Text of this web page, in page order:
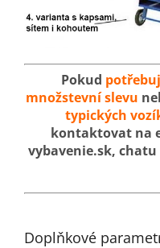
Pokud
množstevní slevu
typických
kontaktovat na
vybavenie.sk, chatu
Doplňkové